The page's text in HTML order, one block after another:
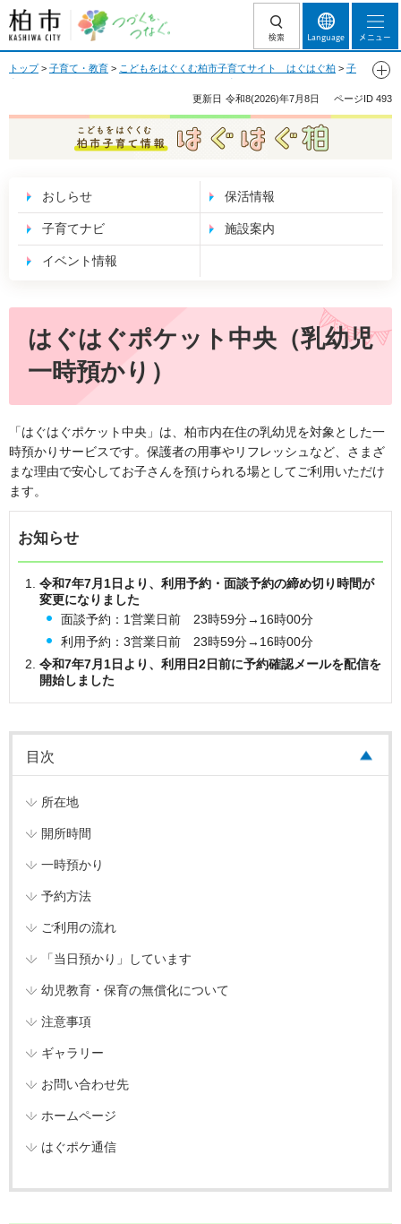
柏市 つづくを、
つなぐ。
検索 Language メニュー
トップ> 子育て・教育 > こどもをはぐくむ柏市子育てサイト はぐはぐ柏 > 子
> はぐはぐポケット中央（乳幼児一時預か
り）
更新日 令和8(2026)年7月8日 ページID 493
こどもをはぐくむ 柏市子育て情報 はぐはぐ
柏
おしらせ 保活情報
子育てナビ 施設案内
イベント情報
はぐはぐポケット中央（乳幼児
一時預かり）
「はぐはぐポケット中央」は、柏市内在住の乳幼児を対象とした一
時預かりサービスです。保護者の用事やリフレッシュなど、さまざ
まな理由で安心してお子さんを預けられる場としてご利用いただけ
ます。
お知らせ
令和7年7月1日より、利用予約・面談予約の締め切り時間が
変更になりました
面談予約：1営業日前 23時59分→16時00分
利用予約：3営業日前 23時59分→16時00分
令和7年7月1日より、利用日2日前に予約確認メールを配信を
開始しました
目次
所在地
開所時間
一時預かり
予約方法
ご利用の流れ
「当日預かり」しています
幼児教育・保育の無償化について
注意事項
ギャラリー
お問い合わせ先
ホームページ
はぐポケ通信